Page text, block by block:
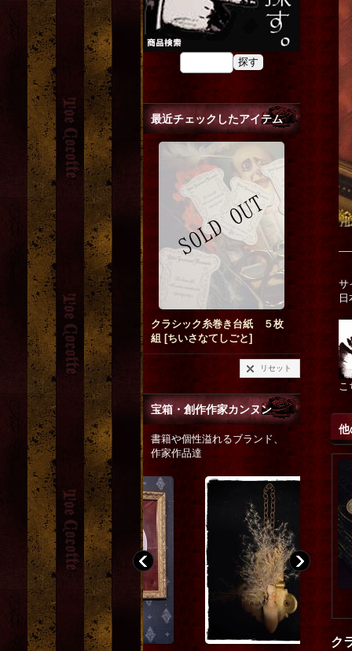
最近チェックしたアイテム
クラシック糸巻き台紙 ５枚
組 [ちいさなてしごと]
リセット
宝箱・創作作家カンヌン
書籍や個性溢れるブランド、
作家作品達
サ
こ
他
ク